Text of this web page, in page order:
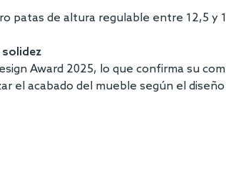
patas de altura regulable entre 12,5 y
solidez
Award 2025, lo que confirma su
el acabado del mueble según el